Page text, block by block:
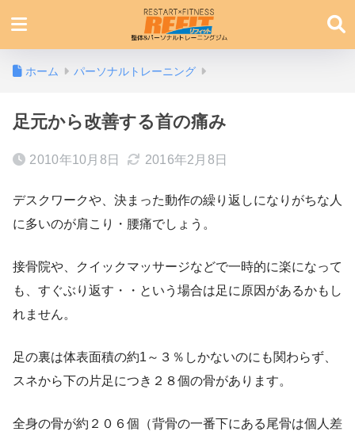
ホーム パーソナルトレーニング
足元から改善する首の痛み
2010年10月8日 2016年2月8日
デスクワークや、決まった動作の繰り返しになりがちな人
に多いのが肩こり・腰痛でしょう。
接骨院や、クイックマッサージなどで一時的に楽になって
も、すぐぶり返す・・という場合は足に原因があるかもし
れません。
足の裏は体表面積の約1～３％しかないのにも関わらず、
スネから下の片足につき２８個の骨があります。
全身の骨が約２０６個（背骨の一番下にある尾骨は個人差